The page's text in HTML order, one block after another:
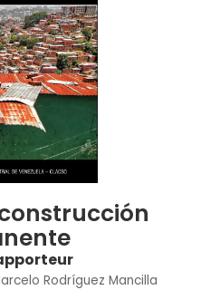
Rodríguez Mancilla